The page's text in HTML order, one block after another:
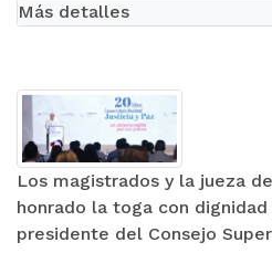
Los magistrados y la jueza
honrado la toga con
presidente del Consejo
Más detalles